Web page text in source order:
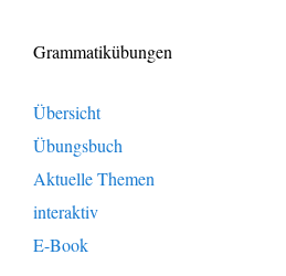
Grammatikübungen
Übersicht
Übungsbuch
Aktuelle Themen
interaktiv
E-Book